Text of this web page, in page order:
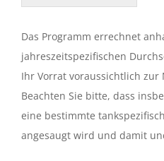
Das Programm errechnet
jahreszeitspezifischen
Ihr Vorrat voraussichtlich zur
Beachten Sie bitte, dass
eine bestimmte
angesaugt wird und damit